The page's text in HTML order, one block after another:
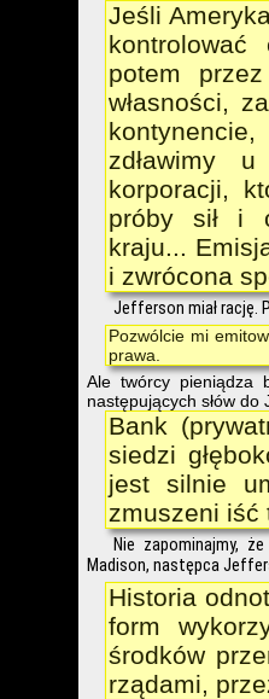
Jeśli
potem
własności,
zdławimy
korporacji,
próby sił i
kraju...
i zwrócona
Jefferson miał rację.
Pozwólcie mi
prawa.
Ale twórcy pieniądza
następujących słów do
Bank
siedzi
jest silnie
zmuszeni iść
Nie zapominajmy,
Madison, następca
Historia
form
środków
rządami,